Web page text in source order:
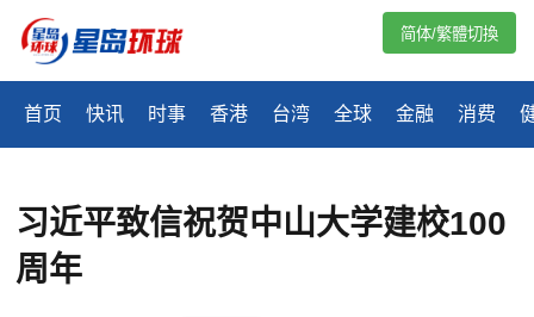
首页 快讯 时事 香港 台湾 全球 金融 消费
简体/繁體切換
习近平致信祝贺中山大学建校100
周年